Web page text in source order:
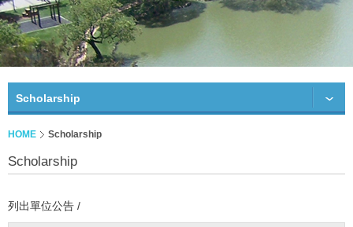
Scholarship
HOME Scholarship
Scholarship
列出單位公告 /